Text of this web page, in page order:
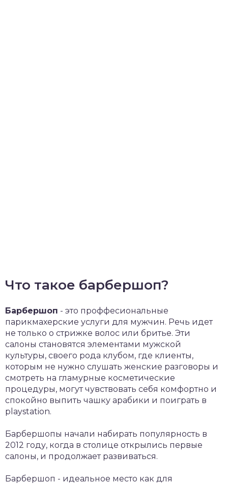
Что такое барбершоп?
Барбершоп - это проффесиональные
парикмахерские услуги для мужчин. Речь идет
не только о стрижке волос или бритье. Эти
салоны становятся элементами мужской
культуры, своего рода клубом, где клиенты,
которым не нужно слушать женские разговоры и
смотреть на гламурные косметические
процедуры, могут чувствовать себя комфортно и
спокойно выпить чашку арабики и поиграть в
playstation.
Барбершопы начали набирать популярность в
2012 году, когда в столице открылись первые
салоны, и продолжает развиваться.
Барбершоп - идеальное место как для